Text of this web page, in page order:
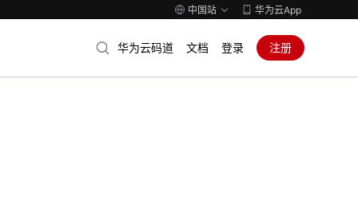
中国站 华为云App
华为云码道 文档 登录 注册